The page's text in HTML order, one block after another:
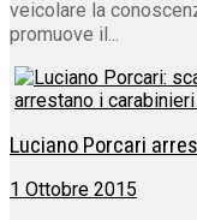
veicolare la
promuove il...
Luciano Porcari
1 Ottobre 2015